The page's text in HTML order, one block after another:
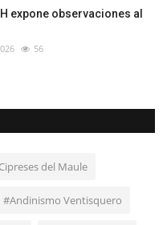
expone observaciones al
56
del Maule
#Andinismo Ventisquero